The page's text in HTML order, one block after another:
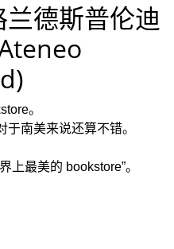
德斯普伦迪
。
南美来说还算不错。
上最美的 bookstore”。